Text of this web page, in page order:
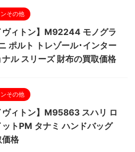
その他
ヴィトン】M92244 モノグラ
ポルト トレゾール･インター
ル スリーズ 財布の買取価格
その他
ヴィトン】M95863 スハリ ロ
ットPM タナミ ハンドバッグ
価格